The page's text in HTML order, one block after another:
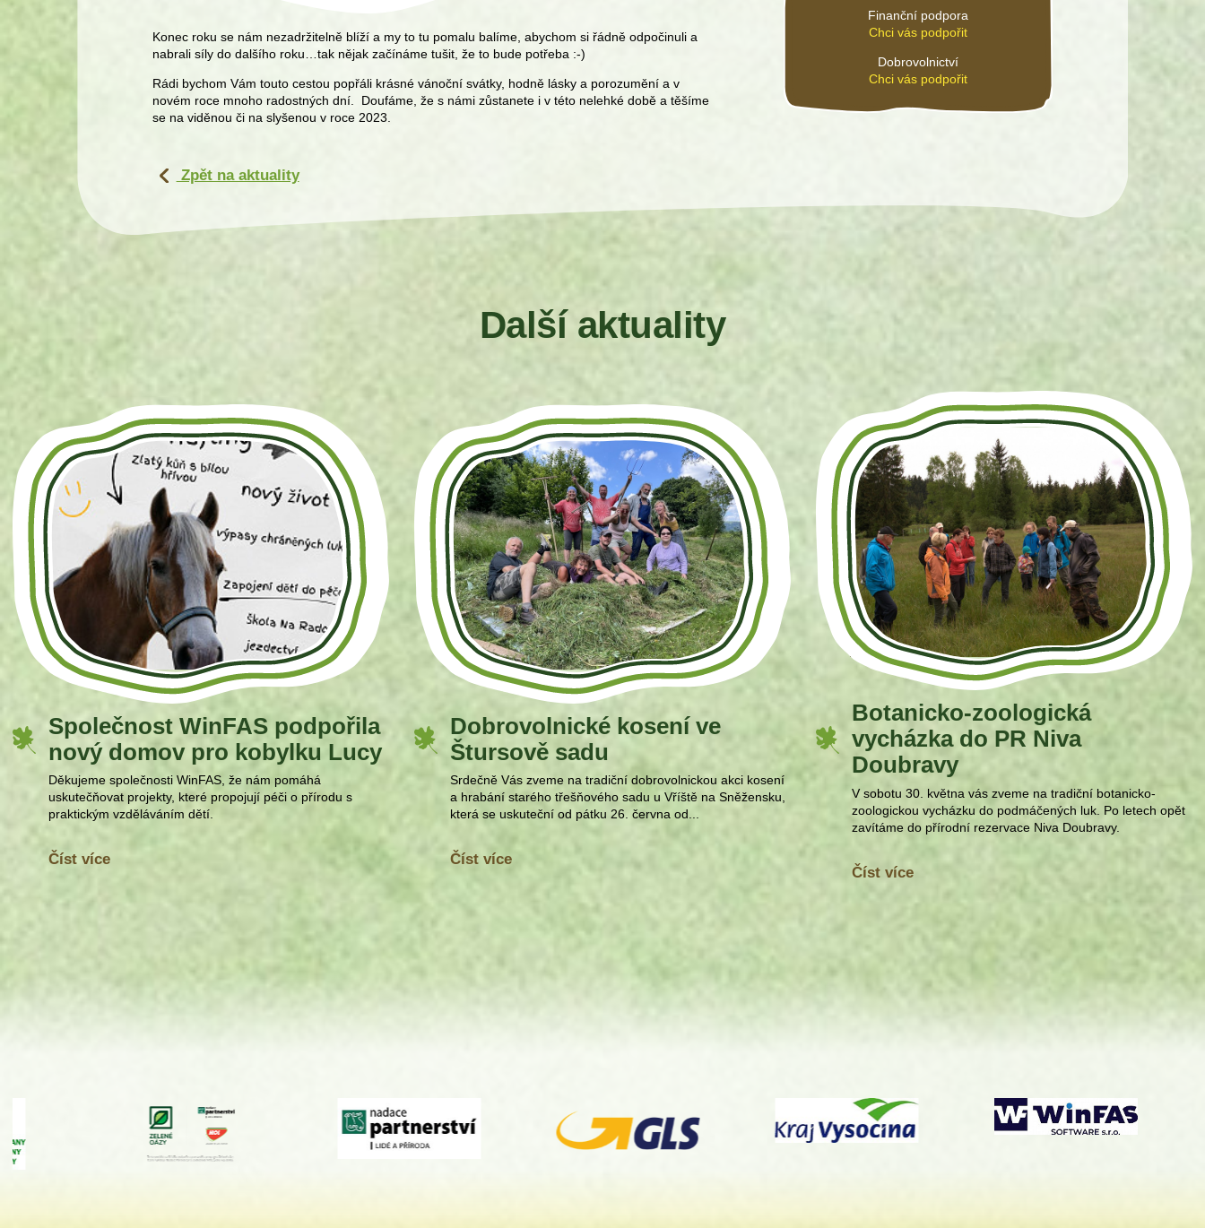
Konec roku se nám nezadržitelně blíží a my to tu pomalu balíme, abychom si řádně odpočinuli a
nabrali síly do dalšího roku…tak nějak začínáme tušit, že to bude potřeba :-)
Rádi bychom Vám touto cestou popřáli krásné vánoční svátky, hodně lásky a porozumění a v
novém roce mnoho radostných dní. Doufáme, že s námi zůstanete i v této nelehké době a těšíme
se na viděnou či na slyšenou v roce 2023.
Zpět na aktuality
Finanční podpora
Chci vás podpořit
Dobrovolnictví
Chci vás podpořit
Další aktuality
Společnost WinFAS podpořila
nový domov pro kobylku Lucy
Děkujeme společnosti WinFAS, že nám pomáhá
uskutečňovat projekty, které propojují péči o přírodu s
praktickým vzděláváním dětí.
Číst více
Dobrovolnické kosení ve
Štursově sadu
Srdečně Vás zveme na tradiční dobrovolnickou akci kosení
a hrabání starého třešňového sadu u Vříště na Sněžensku,
která se uskuteční od pátku 26. června od...
Číst více
Botanicko-zoologická
vycházka do PR Niva
Doubravy
V sobotu 30. května vás zveme na tradiční botanicko-
zoologickou vycházku do podmáčených luk. Po letech opět
zavítáme do přírodní rezervace Niva Doubravy.
Číst více